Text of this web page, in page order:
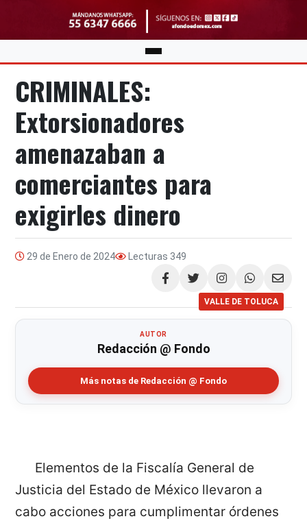
CRIMINALES:
Extorsionadores
amenazaban a
comerciantes para
exigirles dinero
29 de Enero de 2024 Lecturas 349
Compartir
VALLE DE TOLUCA
AUTOR
Redacción @ Fondo
Más notas de Redacción @ Fondo
Elementos de la Fiscalía General de
Justicia del Estado de México llevaron a
cabo acciones para cumplimentar órdenes